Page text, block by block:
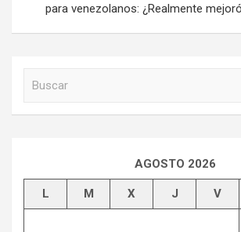
para venezolanos: ¿Realmente
AGOSTO 2026
L M X J V